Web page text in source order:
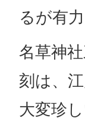
るが有
名草神
刻は、
大変珍